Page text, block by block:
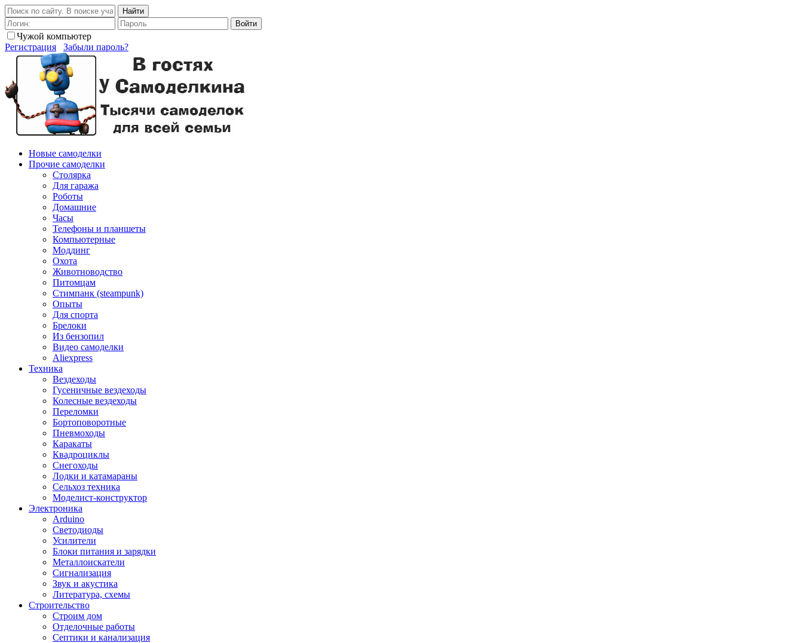
Найти
Войти
Чужой компьютер
Регистрация
Забыли пароль?
Новые самоделки
Прочие самоделки
Столярка
Для гаража
Роботы
Домашние
Часы
Телефоны и планшеты
Компьютерные
Моддинг
Охота
Животноводство
Питомцам
Стимпанк (steampunk)
Опыты
Для спорта
Брелоки
Из бензопил
Видео самоделки
Aliexpress
Техника
Вездеходы
Гусеничные вездеходы
Колесные вездеходы
Переломки
Бортоповоротные
Пневмоходы
Каракаты
Квадроциклы
Снегоходы
Лодки и катамараны
Сельхоз техника
Моделист-конструктор
Электроника
Arduino
Светодиоды
Усилители
Блоки питания и зарядки
Металлоискатели
Сигнализация
Звук и акустика
Литература, схемы
Строительство
Строим дом
Отделочные работы
Септики и канализация